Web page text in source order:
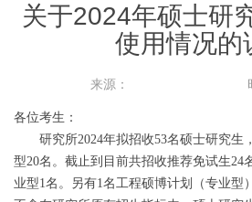
关于2024年硕士研
使用情况的
来源：
各位考生：
研究所2024年拟招收53名硕士研究生
型20名。截止到目前共招收推荐免试生24
业型1名。另有1名工程硕博计划（专业型